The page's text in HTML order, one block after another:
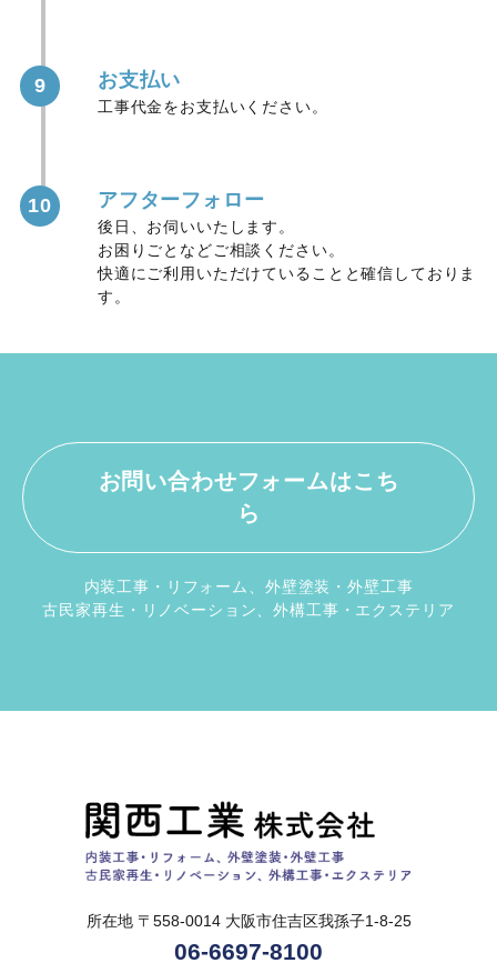
9 お支払い
工事代金をお支払いください。
10 アフターフォロー
後日、お伺いいたします。
お困りごとなどご相談ください。
快適にご利用いただけていることと確信しておりま
す。
お問い合わせフォームはこち
ら
内装工事・リフォーム、外壁塗装・外壁工事
古民家再生・リノベーション、外構工事・エクステリア
所在地 〒558-0014 大阪市住吉区我孫子1-8-25
06-6697-8100